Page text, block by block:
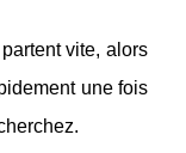
vite, alors
une fois